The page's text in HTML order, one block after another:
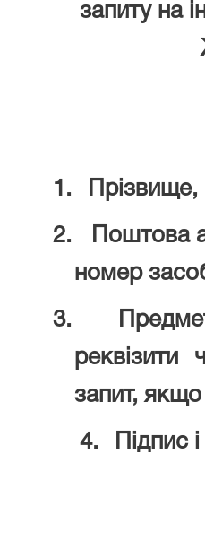
запиту на
1.
2.
Поштова
номер
3.
реквізити
запит,
4. Підпис